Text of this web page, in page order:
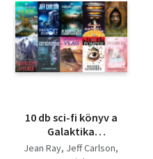
10 db sci-fi könyv a
Galaktika
Fantasztikus Könyvek
Jean Ray Jeff Carlson